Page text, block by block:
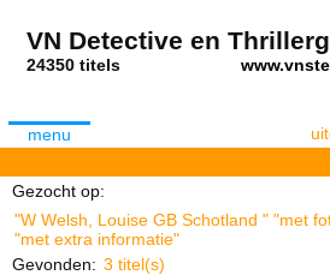
VN Detective en
24350 titels
menu
Gezocht op:
"W Welsh, Louise GB Schotland " "met
"met extra informatie"
Gevonden: 3 titel(s)